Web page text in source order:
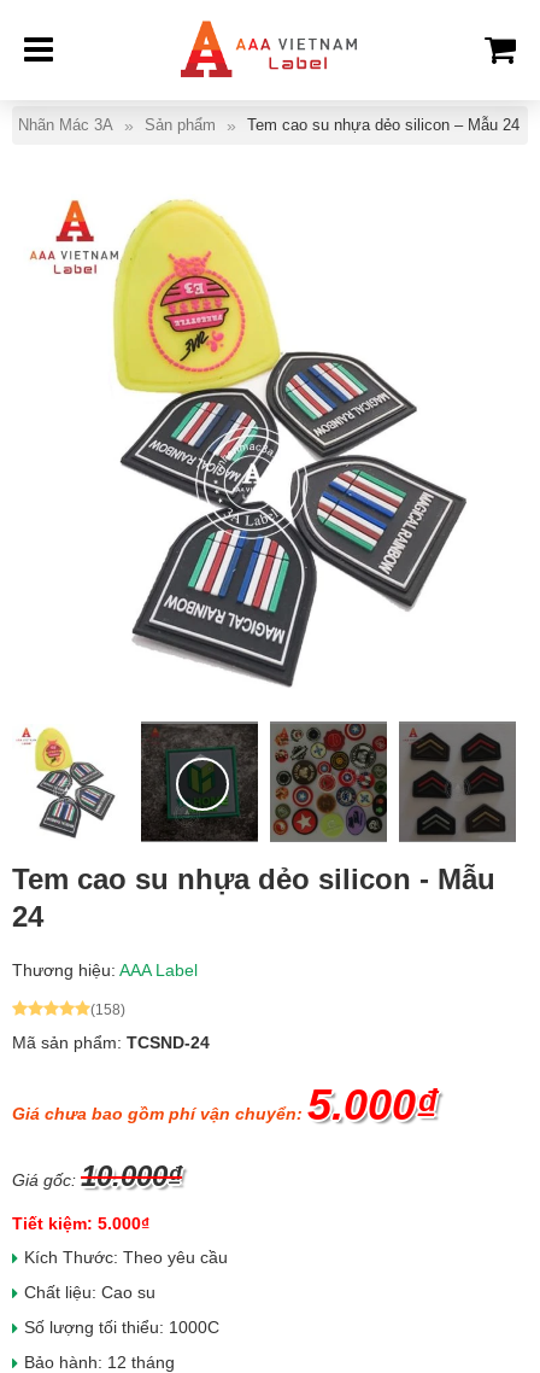
Nhãn Mác 3A Sản phẩm Tem cao su nhựa dẻo silicon – Mẫu 24
Tem cao su nhựa dẻo silicon - Mẫu
24
Thương hiệu: AAA Label
(158)
Mã sản phẩm: TCSND-24
Giá chưa bao gồm phí vận chuyển: 5.000₫
Giá gốc: 10.000₫
Tiết kiệm: 5.000₫
Kích Thước: Theo yêu cầu
Chất liệu: Cao su
Số lượng tối thiểu: 1000C
Bảo hành: 12 tháng